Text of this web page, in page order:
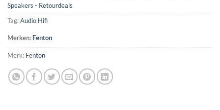
Speakers - Retourdeals
Tag:Audio Hifi
Merken: Fenton
Merk: Fenton